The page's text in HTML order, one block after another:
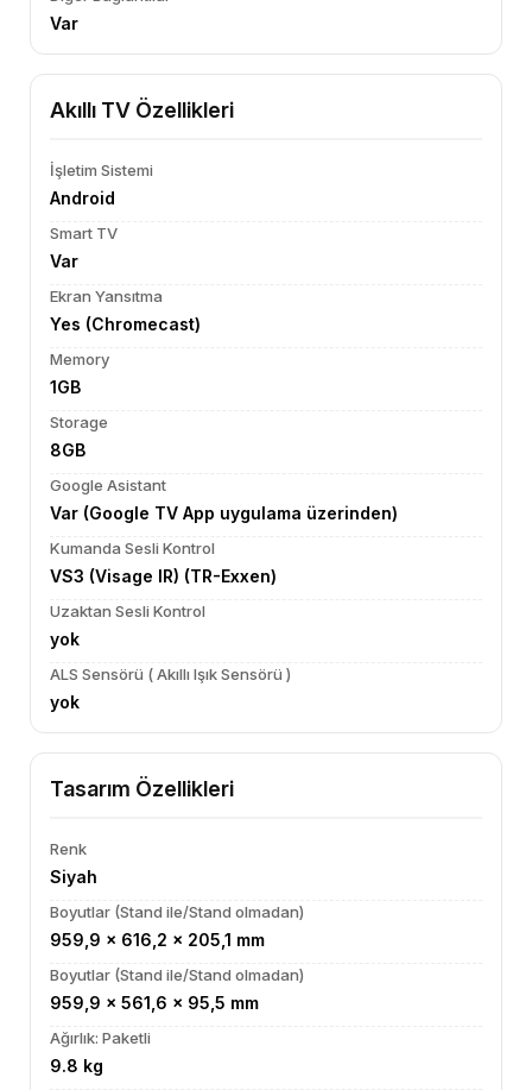
Var
Akıllı TV Özellikleri
İşletim Sistemi
Android
Smart TV
Var
Ekran Yansıtma
Yes (Chromecast)
Memory
1GB
Storage
8GB
Google Asistant
Var (Google TV App uygulama üzerinden)
Kumanda Sesli Kontrol
VS3 (Visage IR) (TR-Exxen)
Uzaktan Sesli Kontrol
yok
ALS Sensörü ( Akıllı Işık Sensörü )
yok
Tasarım Özellikleri
Renk
Siyah
Boyutlar (Stand ile/Stand olmadan)
959,9 x 616,2 x 205,1 mm
Boyutlar (Stand ile/Stand olmadan)
959,9 x 561,6 x 95,5 mm
Ağırlık: Paketli
9.8 kg